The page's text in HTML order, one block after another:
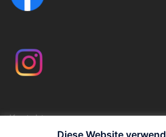
Kontakt
ImpressumDiese Website